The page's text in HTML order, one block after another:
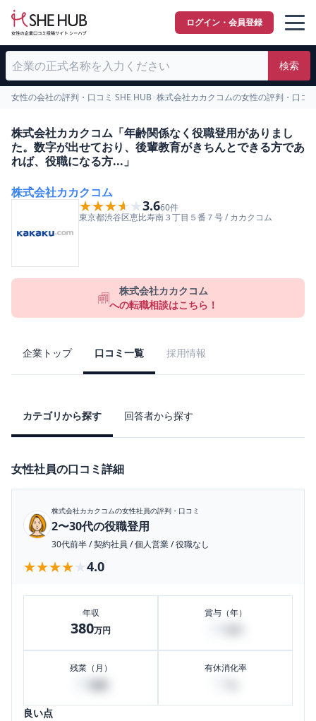
ログイン・会員登録
検索
女性の会社の評判・口コミ SHE HUB 株式会社カカクコムの女性の評判・口コ
株式会社カカクコム「年齢関係なく役職登用がありまし
た。数字が出せており、後輩教育がきちんとできる方であ
れば、役職になる方...」
株式会社カカクコム
★★★★★
★★★★★3.660件
東京都渋谷区恵比寿南３丁目５番７号/カカクコム
株式会社カカクコム
への転職相談はこちら！
企業トップ 口コミ一覧 採用情報
カテゴリから探す 回答者から探す
女性社員の口コミ詳細
株式会社カカクコムの女性社員の評判・口コミ
2〜30代の役職登用
30代前半/契約社員 /個人営業/役職なし
★★★★★
★★★★★ 4.0
年収
380万円
賞与（年）
残業（月） 有休消化率
良い点